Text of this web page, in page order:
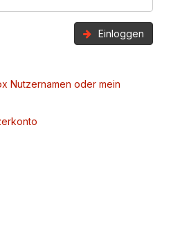
Einloggen
Nutzernamen oder mein